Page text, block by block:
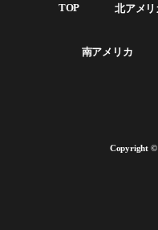
プンスペース [ad_block id="1975"] プレイルーム 会議室/ミーティングス
TOP 北アメリ
南アメリカ
Copyright ©